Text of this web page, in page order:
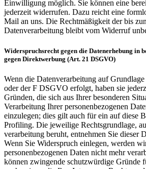
Einwilligung möglich. Sie können eine
jederzeit widerrufen. Dazu reicht eine
Mail an uns. Die Rechtmäßigkeit der bis
Datenverarbeitung bleibt vom Widerruf
Widerspruchsrecht gegen die Datenerhebung in
gegen Direktwerbung (Art. 21 DSGVO)
Wenn die Datenverarbeitung auf
oder der F DSGVO erfolgt, haben sie
Gründen, die sich aus Ihrer besonderen
Verarbeitung Ihrer personenbezogenen
einzulegen; dies gilt auch für ein auf diese
Profiling. Die jeweilige Rechtsgrundlage,
verarbeitung beruht, entnehmen Sie dieser
Wenn Sie Widerspruch einlegen, werden
personenbezogenen Daten nicht mehr
können zwingende schutzwürdige Gründe